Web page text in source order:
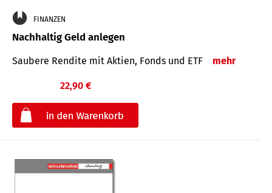
FINANZEN
Nachhaltig Geld anlegen
Saubere Rendite mit Aktien, Fonds und ETF mehr
22,90 €